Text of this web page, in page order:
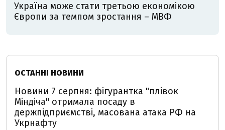
Україна може стати третьою економікою
Європи за темпом зростання – МВФ
ОСТАННІ НОВИНИ
Новини 7 серпня: фігурантка "плівок
Міндіча" отримала посаду в
держпідприємстві, масована атака РФ на
Укрнафту